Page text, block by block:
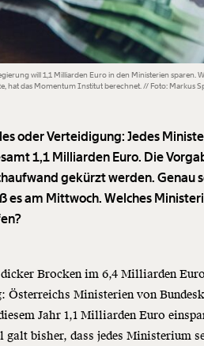
will 1,1 Milliarden Euro in den Ministerien sparen.
hat das Momentum Institut berechnet. // Foto: Markus
oder Verteidigung: Jedes
1,1 Milliarden Euro. Die
gekürzt werden. Genau
es am Mittwoch. Welches
Brocken im 6,4 Milliarden
Österreichs Ministerien von
Jahr 1,1 Milliarden Euro
galt bisher, dass jedes Ministerium